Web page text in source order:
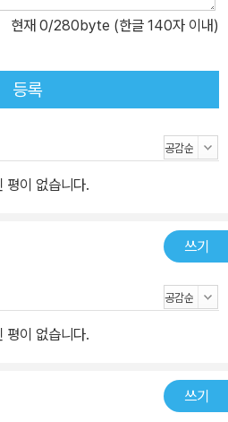
현재 0/280byte (한글 140자 이내)
등록
평이 없습니다.
쓰기
평이 없습니다.
쓰기